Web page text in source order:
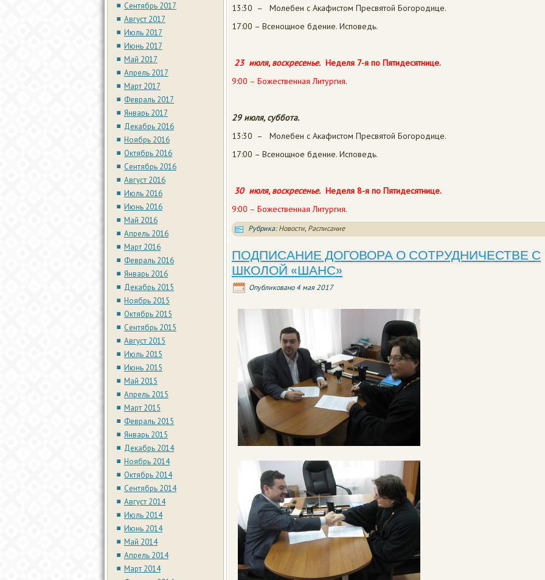
Сентябрь 2017
Август 2017
Июль 2017
Июнь 2017
Май 2017
Апрель 2017
Март 2017
Февраль 2017
Январь 2017
Декабрь 2016
Ноябрь 2016
Октябрь 2016
Сентябрь 2016
Август 2016
Июль 2016
Июнь 2016
Май 2016
Апрель 2016
Март 2016
Февраль 2016
Январь 2016
Декабрь 2015
Ноябрь 2015
Октябрь 2015
Сентябрь 2015
Август 2015
Июль 2015
Июнь 2015
Май 2015
Апрель 2015
Март 2015
Февраль 2015
Январь 2015
Декабрь 2014
Ноябрь 2014
Октябрь 2014
Сентябрь 2014
Август 2014
Июль 2014
Июнь 2014
Май 2014
Апрель 2014
Март 2014
13:30 – Молебен с Акафистом Пресвятой Богородице.
17:00 – Всенощное бдение. Исповедь.
23 июля, воскресенье. Неделя 7-я по Пятидесятнице.
9:00 – Божественная Литургия.
29 июля, суббота.
13:30 – Молебен с Акафистом Пресвятой Богородице.
17:00 – Всенощное бдение. Исповедь.
30 июля, воскресенье. Неделя 8-я по Пятидесятнице.
9:00 – Божественная Литургия.
Рубрика: Новости, Расписание
ПОДПИСАНИЕ ДОГОВОРА О СОТРУДНИЧЕСТВЕ С
ШКОЛОЙ «ШАНС»
Опубликовано 4 мая 2017